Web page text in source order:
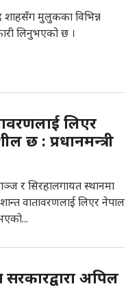
शाहसँग मुलुकका विभिन्न
लिनुभएको छ ।
लिएर
छ : प्रधानमन्त्री
र सिरहालगायत स्थानमा
वातावरणलाई लिएर नेपाल
अपिल